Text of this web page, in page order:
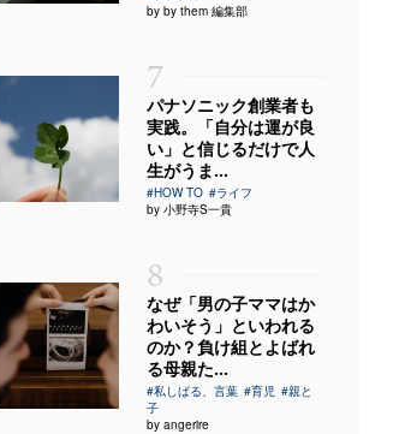
by by them 編集部
7
パナソニック創業者も
実践。「自分は運が良
い」と信じるだけで人
生がうま...
#HOW TO #ライフ
by 小野寺S一貴
8
なぜ「男の子ママはか
わいそう」といわれる
のか？負け組とよばれ
る母親た...
#私しばる、言葉 #育児 #親と
子
by angerire